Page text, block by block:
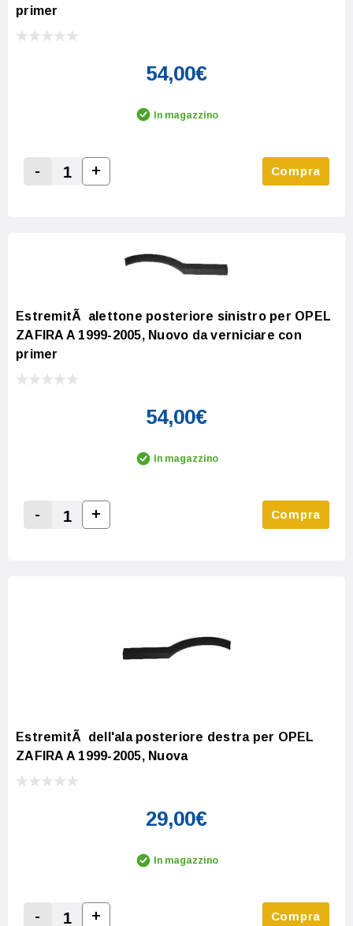
primer
54,00€
In magazzino
Decrease Quantity:
-
Increase Quantity:
+ Compra
EstremitÃ alettone posteriore sinistro per OPEL
ZAFIRA A 1999-2005, Nuovo da verniciare con
primer
54,00€
In magazzino
Decrease Quantity:
-
Increase Quantity:
+ Compra
EstremitÃ dell'ala posteriore destra per OPEL
ZAFIRA A 1999-2005, Nuova
29,00€
In magazzino
- + Compra